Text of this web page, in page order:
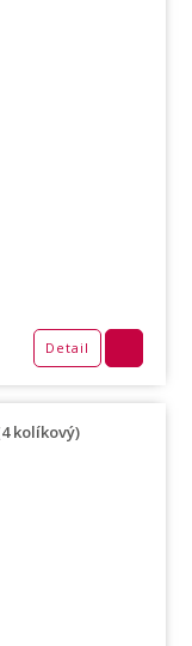
Detail
kolíkový)